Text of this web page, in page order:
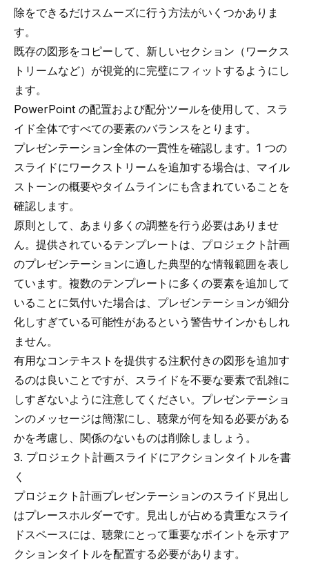
除をできるだけスムーズに行う方法がいくつかありま
す。
既存の図形をコピーして、新しいセクション（ワークス
トリームなど）が視覚的に完璧にフィットするようにし
ます。
PowerPoint の配置および配分ツールを使用して、スラ
イド全体ですべての要素のバランスをとります。
プレゼンテーション全体の一貫性を確認します。1 つの
スライドにワークストリームを追加する場合は、マイル
ストーンの概要やタイムラインにも含まれていることを
確認します。
原則として、あまり多くの調整を行う必要はありませ
ん。提供されているテンプレートは、プロジェクト計画
のプレゼンテーションに適した典型的な情報範囲を表し
ています。複数のテンプレートに多くの要素を追加して
いることに気付いた場合は、プレゼンテーションが細分
化しすぎている可能性があるという警告サインかもしれ
ません。
有用なコンテキストを提供する注釈付きの図形を追加す
るのは良いことですが、スライドを不要な要素で乱雑に
しすぎないように注意してください。プレゼンテーショ
ンのメッセージは簡潔にし、聴衆が何を知る必要がある
かを考慮し、関係のないものは削除しましょう。
3. プロジェクト計画スライドにアクションタイトルを書
く
プロジェクト計画プレゼンテーションのスライド見出し
はプレースホルダーです。見出しが占める貴重なスライ
ドスペースには、聴衆にとって重要なポイントを示すア
クションタイトルを配置する必要があります。